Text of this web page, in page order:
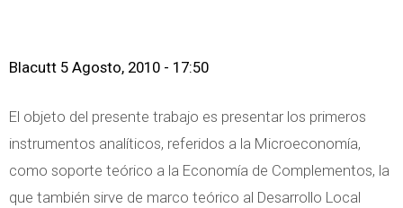
Blacutt 5 Agosto, 2010 - 17:50
El objeto del presente trabajo es presentar los primeros
instrumentos analíticos, referidos a la Microeconomía,
como soporte teórico a la Economía de Complementos, la
que también sirve de marco teórico al Desarrollo Local